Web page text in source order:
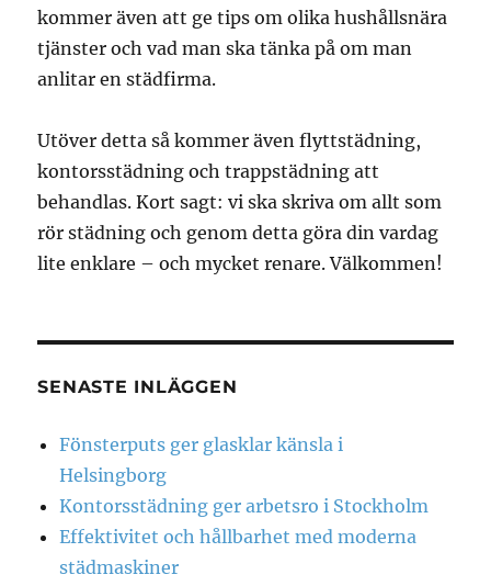
kommer även att ge tips om olika hushållsnära
tjänster och vad man ska tänka på om man
anlitar en städfirma.
Utöver detta så kommer även flyttstädning,
kontorsstädning och trappstädning att
behandlas. Kort sagt: vi ska skriva om allt som
rör städning och genom detta göra din vardag
lite enklare – och mycket renare. Välkommen!
SENASTE INLÄGGEN
Fönsterputs ger glasklar känsla i
Helsingborg
Kontorsstädning ger arbetsro i Stockholm
Effektivitet och hållbarhet med moderna
städmaskiner